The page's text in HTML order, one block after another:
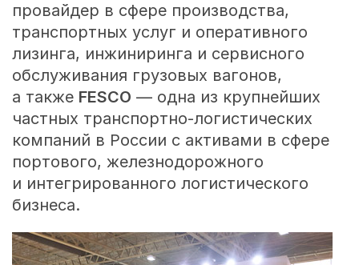
провайдер в сфере производства,
транспортных услуг и оперативного
лизинга, инжиниринга и сервисного
обслуживания грузовых вагонов,
а также FESCO — одна из крупнейших
частных транспортно-логистических
компаний в России с активами в сфере
портового, железнодорожного
и интегрированного логистического
бизнеса.